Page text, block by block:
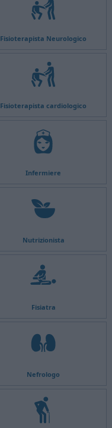
Fisioterapista Neurologico
Fisioterapista cardiologico
Infermiere
Nutrizionista
Fisiatra
Nefrologo